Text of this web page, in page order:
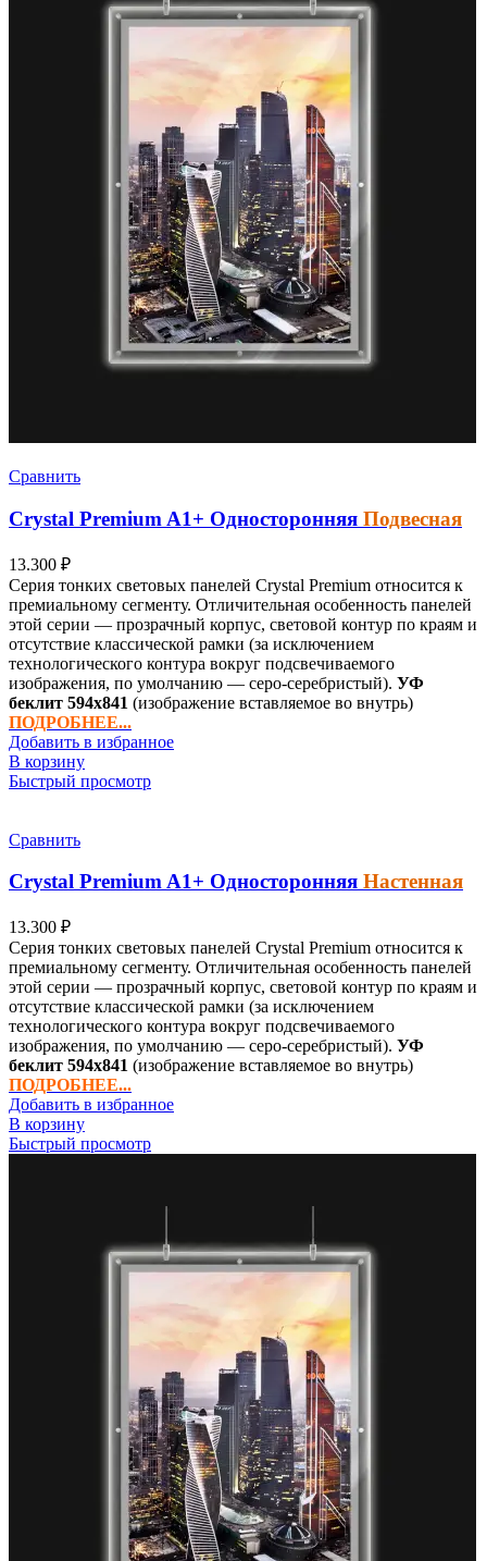
Сравнить
Crystal Premium A1+ Односторонняя Подвесная
13.300 ₽
Серия тонких световых панелей Crystal Premium относится к
премиальному сегменту. Отличительная особенность панелей
этой серии — прозрачный корпус, световой контур по краям и
отсутствие классической рамки (за исключением
технологического контура вокруг подсвечиваемого
изображения, по умолчанию — серо-серебристый). УФ
беклит 594х841 (изображение вставляемое во внутрь)
ПОДРОБНЕЕ...
Добавить в избранное
В корзину
Быстрый просмотр
Сравнить
Crystal PremiumA1+ Односторонняя Настенная
13.300 ₽
Серия тонких световых панелей Crystal Premium относится к
премиальному сегменту. Отличительная особенность панелей
этой серии — прозрачный корпус, световой контур по краям и
отсутствие классической рамки (за исключением
технологического контура вокруг подсвечиваемого
изображения, по умолчанию — серо-серебристый). УФ
беклит 594х841 (изображение вставляемое во внутрь)
ПОДРОБНЕЕ...
Добавить в избранное
В корзину
Быстрый просмотр